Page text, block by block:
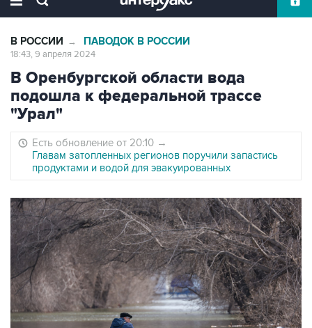
В РОССИИ → ПАВОДОК В РОССИИ
18:43, 9 апреля 2024
В Оренбургской области вода
подошла к федеральной трассе
"Урал"
Есть обновление от 20:10 →
Главам затопленных регионов поручили запастись
продуктами и водой для эвакуированных